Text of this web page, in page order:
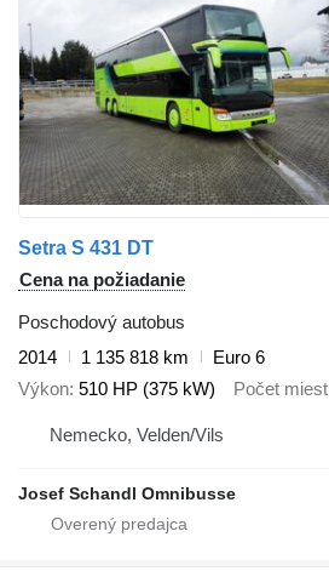
Setra S 431 DT
Cena na požiadanie
Poschodový autobus
2014
1 135 818 km
Euro 6
Výkon 510 HP (375 kW) Počet miest
Nemecko, Velden/Vils
Josef Schandl Omnibusse